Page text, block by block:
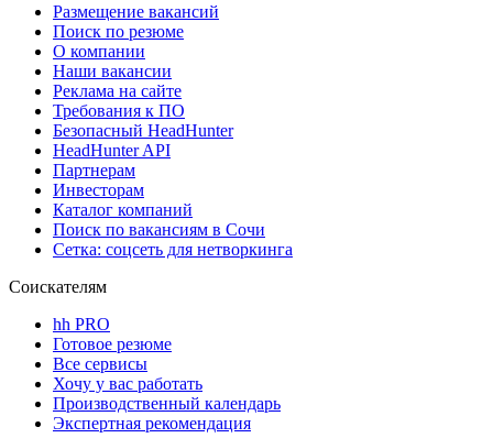
Размещение вакансий
Поиск по резюме
О компании
Наши вакансии
Реклама на сайте
Требования к ПО
Безопасный HeadHunter
HeadHunter API
Партнерам
Инвесторам
Каталог компаний
Поиск по вакансиям в Сочи
Сетка: соцсеть для нетворкинга
Соискателям
hh PRO
Готовое резюме
Все сервисы
Хочу у вас работать
Производственный календарь
Экспертная рекомендация